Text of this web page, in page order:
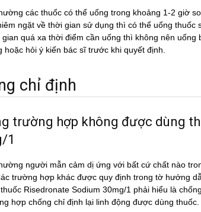
các thuốc có thể uống trong khoảng 1-2 giờ
ngặt về thời gian sử dụng thì có thể uống thuốc
gian quá xa thời điểm cần uống thì không nên
hoặc hỏi ý kiến bác sĩ trước khi quyết định.
chỉ định
trường hợp không được dùng
1
người mẫn cảm dị ứng với bất cứ chất nào
trường hợp khác được quy định trong tờ hướng
Risedronate Sodium 30mg/1 phải hiểu là
hợp chống chỉ định lại linh động được dùng thuốc.